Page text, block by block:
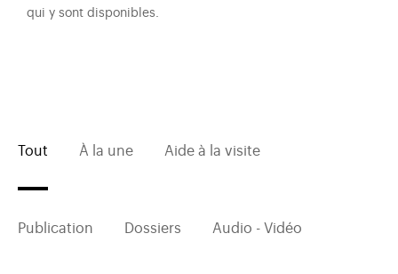
qui y sont disponibles.
Tout À la une Aide à la visite
Publication Dossiers Audio - Vidéo